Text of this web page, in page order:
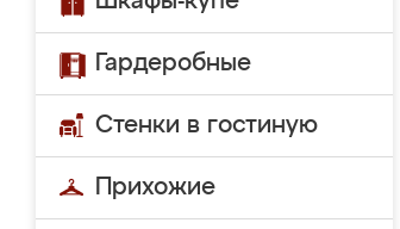
Гардеробные
Стенки в гостиную
Прихожие